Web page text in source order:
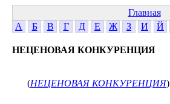
Главная
А
Б В Г Д Е Ж З И Й
НЕЦЕНОВАЯ КОНКУРЕНЦИЯ
(НЕЦЕНОВАЯ КОНКУРЕНЦИЯ)